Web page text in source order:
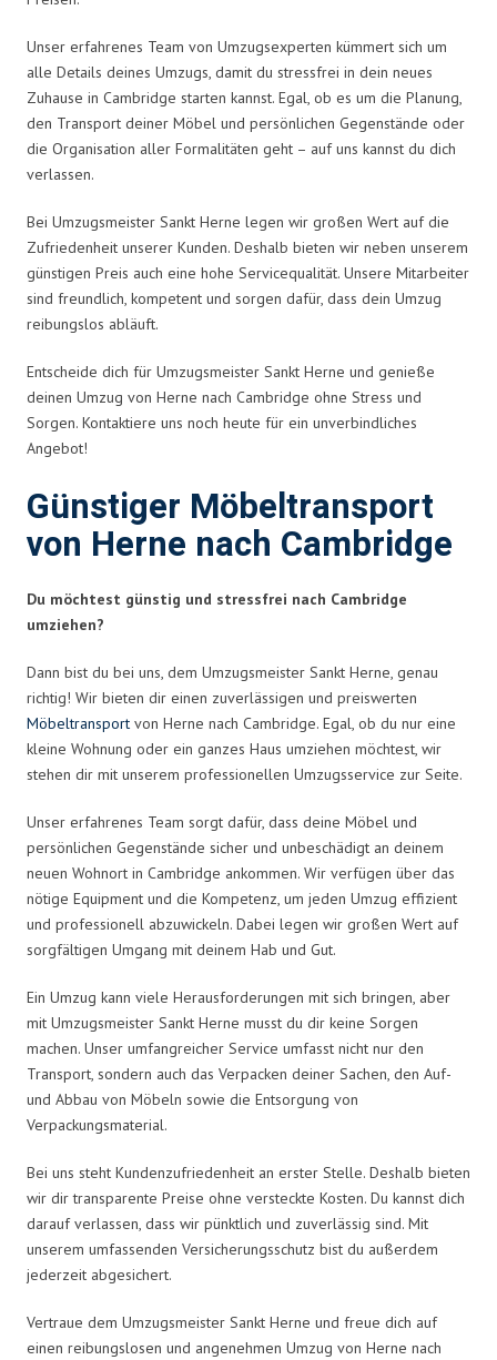
Unser erfahrenes Team von Umzugsexperten kümmert sich um
alle Details deines Umzugs, damit du stressfrei in dein neues
Zuhause in Cambridge starten kannst. Egal, ob es um die Planung,
den Transport deiner Möbel und persönlichen Gegenstände oder
die Organisation aller Formalitäten geht – auf uns kannst du dich
verlassen.
Bei Umzugsmeister Sankt Herne legen wir großen Wert auf die
Zufriedenheit unserer Kunden. Deshalb bieten wir neben unserem
günstigen Preis auch eine hohe Servicequalität. Unsere Mitarbeiter
sind freundlich, kompetent und sorgen dafür, dass dein Umzug
reibungslos abläuft.
Entscheide dich für Umzugsmeister Sankt Herne und genieße
deinen Umzug von Herne nach Cambridge ohne Stress und
Sorgen. Kontaktiere uns noch heute für ein unverbindliches
Angebot!
Günstiger Möbeltransport
von Herne nach Cambridge
Du möchtest günstig und stressfrei nach Cambridge
umziehen?
Dann bist du bei uns, dem Umzugsmeister Sankt Herne, genau
richtig! Wir bieten dir einen zuverlässigen und preiswerten
Möbeltransport von Herne nach Cambridge. Egal, ob du nur eine
kleine Wohnung oder ein ganzes Haus umziehen möchtest, wir
stehen dir mit unserem professionellen Umzugsservice zur Seite.
Unser erfahrenes Team sorgt dafür, dass deine Möbel und
persönlichen Gegenstände sicher und unbeschädigt an deinem
neuen Wohnort in Cambridge ankommen. Wir verfügen über das
nötige Equipment und die Kompetenz, um jeden Umzug effizient
und professionell abzuwickeln. Dabei legen wir großen Wert auf
sorgfältigen Umgang mit deinem Hab und Gut.
Ein Umzug kann viele Herausforderungen mit sich bringen, aber
mit Umzugsmeister Sankt Herne musst du dir keine Sorgen
machen. Unser umfangreicher Service umfasst nicht nur den
Transport, sondern auch das Verpacken deiner Sachen, den Auf-
und Abbau von Möbeln sowie die Entsorgung von
Verpackungsmaterial.
Bei uns steht Kundenzufriedenheit an erster Stelle. Deshalb bieten
wir dir transparente Preise ohne versteckte Kosten. Du kannst dich
darauf verlassen, dass wir pünktlich und zuverlässig sind. Mit
unserem umfassenden Versicherungsschutz bist du außerdem
jederzeit abgesichert.
Vertraue dem Umzugsmeister Sankt Herne und freue dich auf
einen reibungslosen und angenehmen Umzug von Herne nach